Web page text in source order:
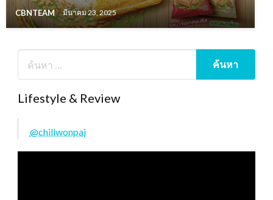
CBNTEAM มีนาคม 23, 2025
Lifestyle & Review
@chillwonpai